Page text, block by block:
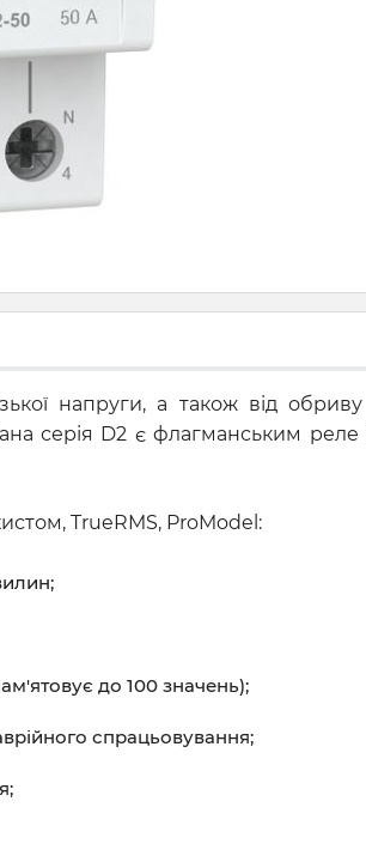
напруги, а також від
серія D2 є флагманським
TrueRMS, ProModel:
до 100 значень);
спрацьовування;